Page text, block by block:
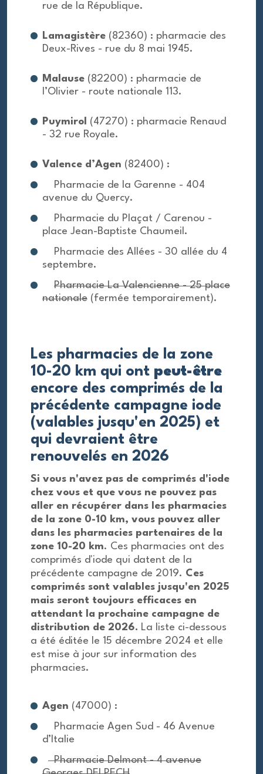
rue de la République.
Lamagistère (82360) : pharmacie des
Deux-Rives - rue du 8 mai 1945.
Malause (82200) : pharmacie de
l’Olivier - route nationale 113.
Puymirol (47270) : pharmacie Renaud
- 32 rue Royale.
Valence d’Agen (82400) :
Pharmacie de la Garenne - 404
avenue du Quercy.
Pharmacie du Plaçat / Carenou -
place Jean-Baptiste Chaumeil.
Pharmacie des Allées - 30 allée du 4
septembre.
Pharmacie La Valencienne - 25 place
nationale (fermée temporairement).
Les pharmacies de la zone
10-20 km qui ont peut-être
encore des comprimés de la
précédente campagne iode
(valables jusqu'en 2025) et
qui devraient être
renouvelés en 2026
Si vous n'avez pas de comprimés d'iode
chez vous et que vous ne pouvez pas
aller en récupérer dans les pharmacies
de la zone 0-10 km, vous pouvez aller
dans les pharmacies partenaires de la
zone 10-20 km. Ces pharmacies ont des
comprimés d'iode qui datent de la
précédente campagne de 2019. Ces
comprimés sont valables jusqu'en 2025
mais seront toujours efficaces en
attendant la prochaine campagne de
distribution de 2026. La liste ci-dessous
a été éditée le 15 décembre 2024 et elle
est mise à jour sur information des
pharmacies.
Agen (47000) :
Pharmacie Agen Sud - 46 Avenue
d’Italie
Pharmacie Delmont - 4 avenue